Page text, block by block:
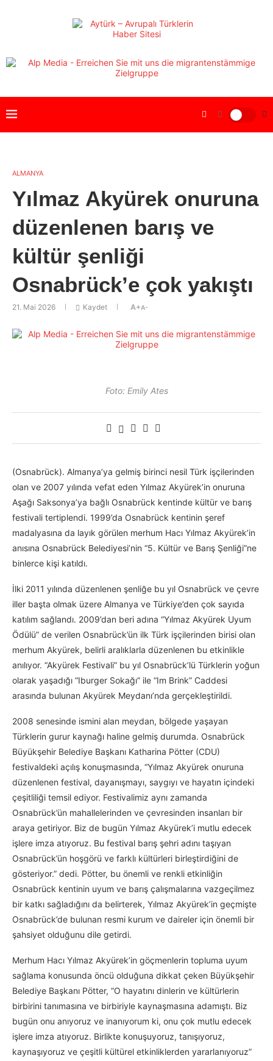
ALMANYA
Yılmaz Akyürek onuruna
düzenlenen barış ve
kültür şenliği
Osnabrück’e çok yakıştı
21. Mai 2026 Kaydet A+A-
Foto: Emily Ates
(Osnabrück). Almanya’ya gelmiş birinci nesil Türk işçilerinden
olan ve 2007 yılında vefat eden Yılmaz Akyürek’in onuruna
Aşağı Saksonya’ya bağlı Osnabrück kentinde kültür ve barış
festivali tertiplendi. 1999’da Osnabrück kentinin şeref
madalyasına da layık görülen merhum Hacı Yılmaz Akyürek’in
anısına Osnabrück Belediyesi’nin “5. Kültür ve Barış Şenliği”ne
binlerce kişi katıldı.
İlki 2011 yılında düzenlenen şenliğe bu yıl Osnabrück ve çevre
iller başta olmak üzere Almanya ve Türkiye’den çok sayıda
katılım sağlandı. 2009’dan beri adına “Yılmaz Akyürek Uyum
Ödülü” de verilen Osnabrück’ün ilk Türk işçilerinden birisi olan
merhum Akyürek, belirli aralıklarla düzenlenen bu etkinlikle
anılıyor. “Akyürek Festivali” bu yıl Osnabrück’lü Türklerin yoğun
olarak yaşadığı “Iburger Sokağı” ile “Im Brink” Caddesi
arasında bulunan Akyürek Meydanı’nda gerçekleştirildi.
2008 senesinde ismini alan meydan, bölgede yaşayan
Türklerin gurur kaynağı haline gelmiş durumda. Osnabrück
Büyükşehir Belediye Başkanı Katharina Pötter (CDU)
festivaldeki açılış konuşmasında, “Yılmaz Akyürek onuruna
düzenlenen festival, dayanışmayı, saygıyı ve hayatın içindeki
çeşitliliği temsil ediyor. Festivalimiz aynı zamanda
Osnabrück’ün mahallelerinden ve çevresinden insanları bir
araya getiriyor. Biz de bugün Yılmaz Akyürek’i mutlu edecek
işlere imza atıyoruz. Bu festival barış şehri adını taşıyan
Osnabrück’ün hoşgörü ve farklı kültürleri birleştirdiğini de
gösteriyor.” dedi. Pötter, bu önemli ve renkli etkinliğin
Osnabrück kentinin uyum ve barış çalışmalarına vazgeçilmez
bir katkı sağladığını da belirterek, Yılmaz Akyürek’in geçmişte
Osnabrück’de bulunan resmi kurum ve daireler için önemli bir
şahsiyet olduğunu dile getirdi.
Merhum Hacı Yılmaz Akyürek’in göçmenlerin topluma uyum
sağlama konusunda öncü olduğuna dikkat çeken Büyükşehir
Belediye Başkanı Pötter, “O hayatını dinlerin ve kültürlerin
birbirini tanımasına ve birbiriyle kaynaşmasına adamıştı. Biz
bugün onu anıyoruz ve inanıyorum ki, onu çok mutlu edecek
işlere imza atıyoruz. Birlikte konuşuyoruz, tanışıyoruz,
kaynaşıyoruz ve çeşitli kültürel etkinliklerden yararlanıyoruz”